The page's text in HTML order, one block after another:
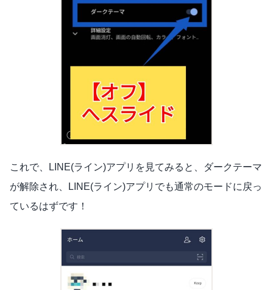
これで、LINE(ライン)アプリを見てみると、ダークテーマ
が解除され、LINE(ライン)アプリでも通常のモードに戻っ
ているはずです！